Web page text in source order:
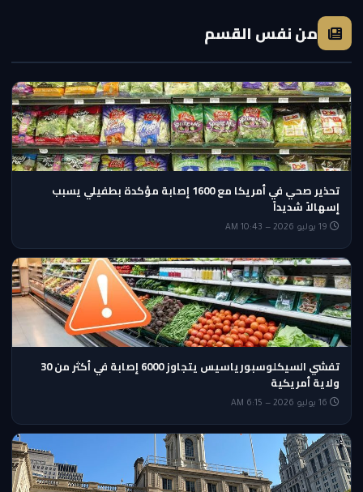
من نفس القسم
تحذير صحي في أمريكا مع 1600 إصابة مؤكدة بطفيلي يسبب
إسهالاً شديداً
تفشي السيكلوسبورياسيس يتجاوز 6000 إصابة في أكثر من 30
ولاية أمريكية